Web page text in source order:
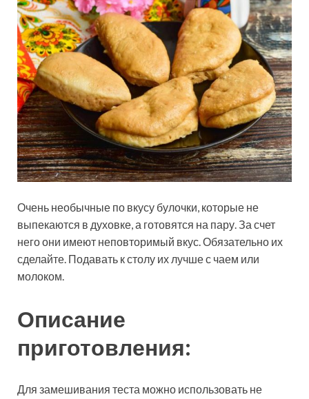
Очень необычные по вкусу булочки, которые не
выпекаются в духовке, а готовятся на пару. За счет
него они имеют неповторимый вкус. Обязательно их
сделайте. Подавать к столу их лучше с чаем или
молоком.
Описание
приготовления:
Для замешивания теста можно использовать не